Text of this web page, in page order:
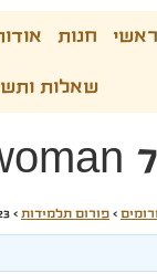
ראשי חנות
שאלות
› פורום תלמידות ›